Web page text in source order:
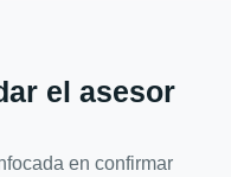
el asesor
en confirmar